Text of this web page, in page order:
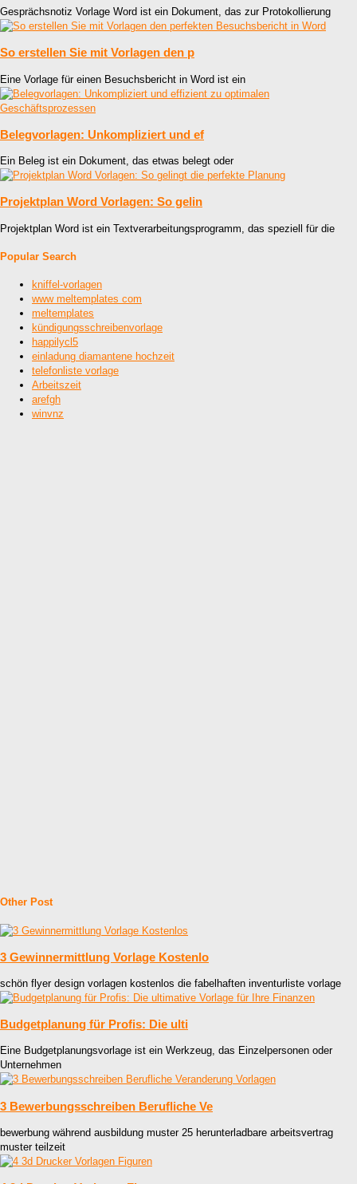
Gesprächsnotiz Vorlage Word ist ein Dokument, das zur Protokollierung
So erstellen Sie mit Vorlagen den p
Eine Vorlage für einen Besuchsbericht in Word ist ein
Belegvorlagen: Unkompliziert und ef
Ein Beleg ist ein Dokument, das etwas belegt oder
Projektplan Word Vorlagen: So gelin
Projektplan Word ist ein Textverarbeitungsprogramm, das speziell für die
Popular Search
kniffel-vorlagen
www meltemplates com
meltemplates
kündigungsschreibenvorlage
happilycl5
einladung diamantene hochzeit
telefonliste vorlage
Arbeitszeit
arefgh
winvnz
Other Post
3 Gewinnermittlung Vorlage Kostenlo
schön flyer design vorlagen kostenlos die fabelhaften inventurliste vorlage
Budgetplanung für Profis: Die ulti
Eine Budgetplanungsvorlage ist ein Werkzeug, das Einzelpersonen oder
Unternehmen
3 Bewerbungsschreiben Berufliche Ve
bewerbung während ausbildung muster 25 herunterladbare arbeitsvertrag
muster teilzeit